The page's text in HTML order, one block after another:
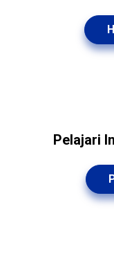
Pelajari